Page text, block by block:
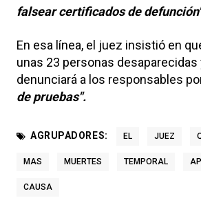
falsear certificados de
En esa línea, el juez insistió en
unas 23 personas desaparecidas
denunciará a los responsables
de pruebas".
AGRUPADORES: EL JUEZ
MAS MUERTES TEMPORAL
CAUSA